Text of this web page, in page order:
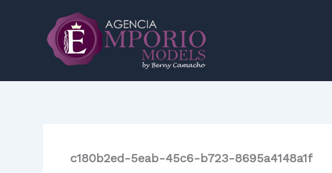
contenido
c180b2ed-5eab-45c6-b723-8695a4148a1f